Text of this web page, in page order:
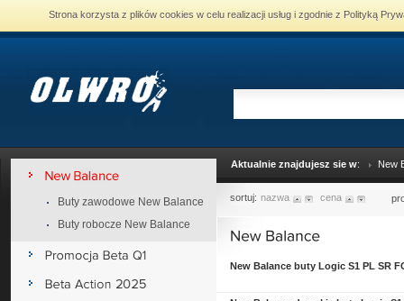
Strona korzysta z plików cookies w celu realizacji usług i zgodnie z Polityką
Buty zawodowe New Balance
Buty robocze New Balance
Aktualnie znajdujesz sie w: New
sortuj: nazwa cena
New Balance buty Logic S1 PL SR